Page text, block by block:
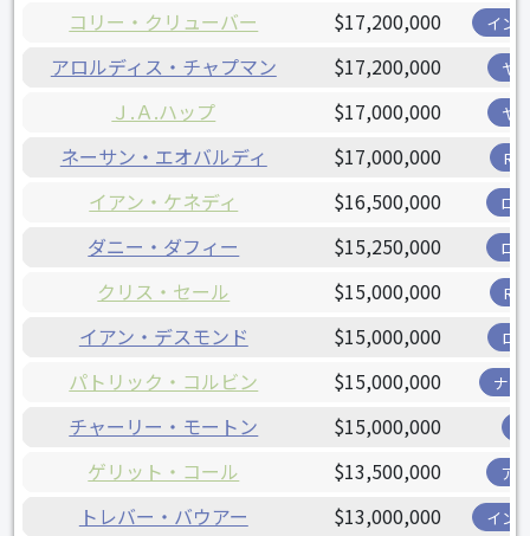
コリー・クリューバー $17,200,000 イン
アロルディス・チャプマン $17,200,000 ヤ
Ｊ.Ａ.ハップ $17,000,000 ヤ
ネーサン・エオバルディ $17,000,000 R
イアン・ケネディ $16,500,000 ロ
ダニー・ダフィー $15,250,000 ロ
クリス・セール $15,000,000 R
イアン・デスモンド $15,000,000 ロ
パトリック・コルビン $15,000,000 ナシ
チャーリー・モートン $15,000,000
ゲリット・コール $13,500,000 ア
トレバー・バウアー $13,000,000 イン